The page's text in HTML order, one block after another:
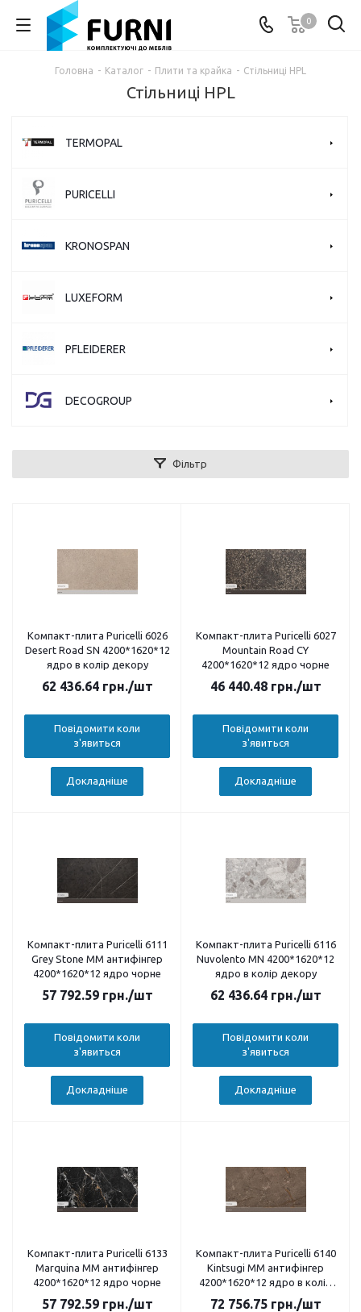
0
Головна - Каталог - Плити та крайка - Стільниці HPL
Стільниці HPL
TERMOPAL
PURICELLI
KRONOSPAN
LUXEFORM
PFLEIDERER
DECOGROUP
Фільтр
Компакт-плита Puricelli 6026
Desert Road SN 4200*1620*12
ядро в колір декору
62 436.64грн./шт
Повідомити коли
з'явиться
Докладніше
Компакт-плита Puricelli 6027
Mountain Road CY
4200*1620*12 ядро чорне
46 440.48грн./шт
Повідомити коли
з'явиться
Докладніше
Компакт-плита Puricelli 6111
Grey Stone MM антифінгер
4200*1620*12 ядро чорне
57 792.59грн./шт
Повідомити коли
з'явиться
Докладніше
Компакт-плита Puricelli 6116
Nuvolento MN 4200*1620*12
ядро в колір декору
62 436.64грн./шт
Повідомити коли
з'явиться
Докладніше
Компакт-плита Puricelli 6133
Marquina MM антифінгер
4200*1620*12 ядро чорне
57 792.59грн./шт
Компакт-плита Puricelli 6140
Kintsugi MM антифінгер
4200*1620*12 ядро в колір
декору
72 756.75грн./шт